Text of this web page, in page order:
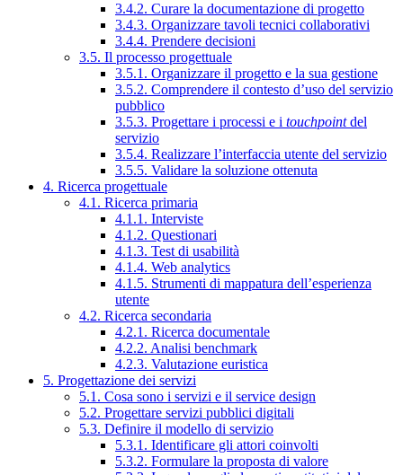
3.4.2. Curare la documentazione di progetto
3.4.3. Organizzare tavoli tecnici collaborativi
3.4.4. Prendere decisioni
3.5. Il processo progettuale
3.5.1. Organizzare il progetto e la sua gestione
3.5.2. Comprendere il contesto d’uso del servizio
pubblico
3.5.3. Progettare i processi e i touchpointdel
servizio
3.5.4. Realizzare l’interfaccia utente del servizio
3.5.5. Validare la soluzione ottenuta
4. Ricerca progettuale
4.1. Ricerca primaria
4.1.1. Interviste
4.1.2. Questionari
4.1.3. Test di usabilità
4.1.4. Web analytics
4.1.5. Strumenti di mappatura dell’esperienza
utente
4.2. Ricerca secondaria
4.2.1. Ricerca documentale
4.2.2. Analisi benchmark
4.2.3. Valutazione euristica
5. Progettazione dei servizi
5.1. Cosa sono i servizi e il service design
5.2. Progettare servizi pubblici digitali
5.3. Definire il modello di servizio
5.3.1. Identificare gli attori coinvolti
5.3.2. Formulare la proposta di valore